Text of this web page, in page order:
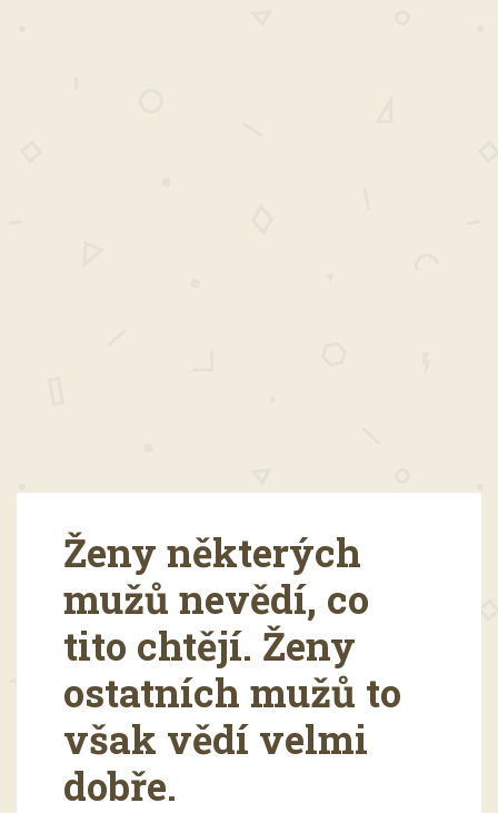
Ženy některých
mužů nevědí, co
tito chtějí. Ženy
ostatních mužů to
však vědí velmi
dobře.